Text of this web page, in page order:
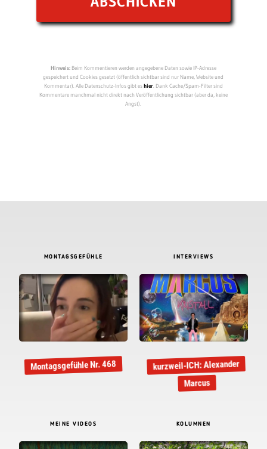
Hinweis:Beim Kommentieren werden angegebene Daten sowie IP-Adresse
gespeichert und Cookies gesetzt (öffentlich sichtbar sind nur Name, Website und
Kommentar). Alle Datenschutz-Infos gibt eshier. Dank Cache/Spam-Filter sind
Kommentare manchmal nicht direkt nach Veröffentlichung sichtbar (aber da, keine
Angst).
MONTAGSGEFÜHLE
Montagsgefühle Nr. 468
INTERVIEWS
kurzweil-ICH: Alexander
Marcus
MEINE VIDEOS KOLUMNEN